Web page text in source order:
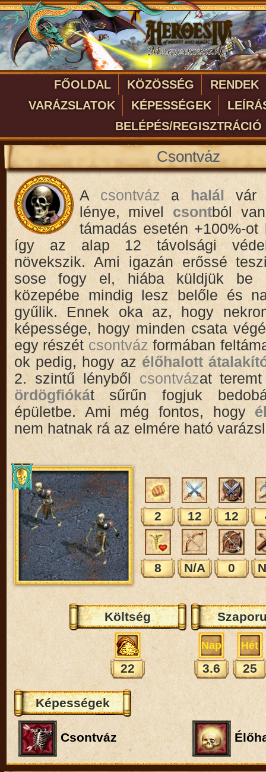
FŐOLDAL KÖZÖSSÉG
RENDEK
VARÁZSLATOK
KÉPESSÉGEK
BELÉPÉS/REGISZTRÁCIÓ
Csontváz
A csontváz a halál vár
lénye, mivel csontból
támadás esetén +100%-
így az alap 12 távolsági
növekszik. Ami igazán erőssé
sose fogy el, hiába küldjük be
közepébe mindig lesz belőle és
gyűlik. Ennek oka az, hogy
képessége, hogy minden csata
egy részét csontváz formában
ok pedig, hogy az élőhalott
2. szintű lényből csontvázat
ördögfiókát sűrűn fogjuk
épületbe. Ami még fontos, hogy
nem hatnak rá az elmére ható
2 12 12
8 N/A 0
Költség
22
Nap
3.6
Hét
25
Képességek
Csontváz